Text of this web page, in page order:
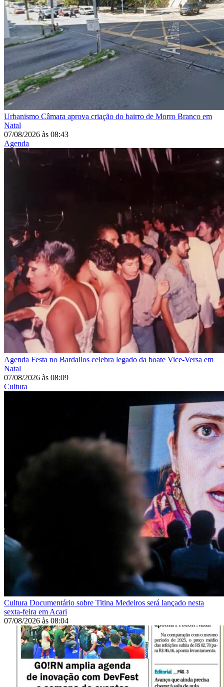
Urbanismo Câmara aprova criação do bairro de Morro Branco em
Natal
07/08/2026 às 08:43
Agenda
Agenda Festa no Bardallos celebra legado da boate Vice-Versa em
Natal
07/08/2026 às 08:09
Cultura
Cultura Documentário sobre Titina Medeiros será lançado nesta
sexta-feira em Acari
07/08/2026 às 08:04